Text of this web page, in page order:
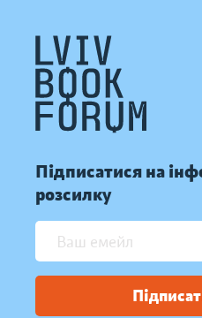
Підписатися на
розсилку